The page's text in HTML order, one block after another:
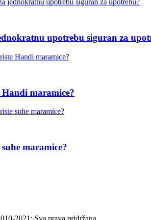
upotrebu siguran za
Handi maramice?
maramice?
2021: Sva prava pridržana.